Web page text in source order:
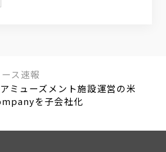
ス速報
ミューズメント施設運営の米
を子会社化